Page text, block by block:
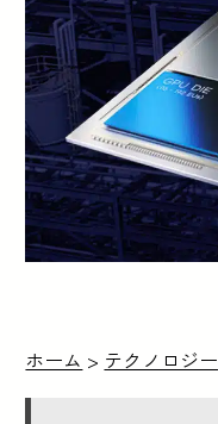
ホーム > テクノロジー